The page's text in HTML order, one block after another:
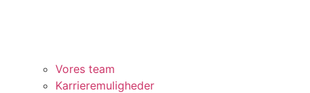
Vores team
Karrieremuligheder